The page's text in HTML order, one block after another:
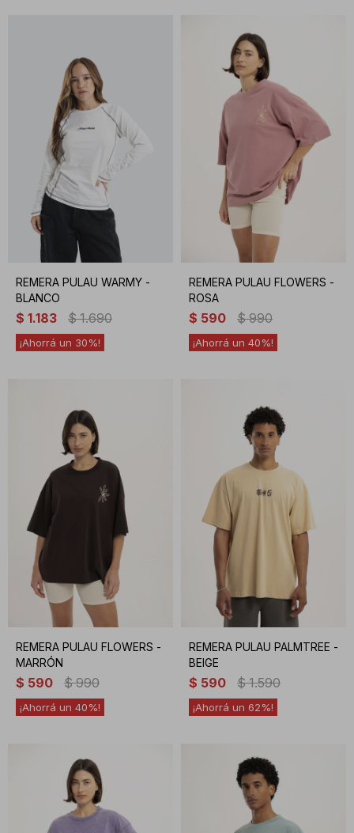
REMERA PULAU WARMY -
BLANCO
$ 1.183 $ 1.690
30
REMERA PULAU FLOWERS -
ROSA
$ 590 $ 990
40
REMERA PULAU FLOWERS -
MARRÓN
$ 590 $ 990
40
REMERA PULAU PALMTREE -
BEIGE
$ 590 $ 1.590
62